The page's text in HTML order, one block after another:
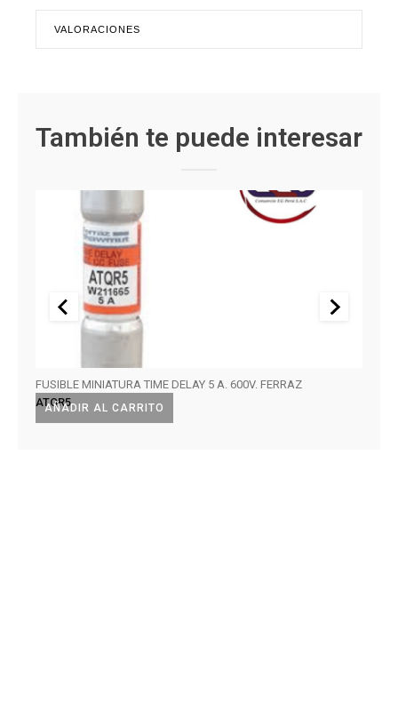
VALORACIONES
También te puede interesar
AÑADIR AL CARRITO
FUSIBLE MINIATURA TIME DELAY 5 A. 600V. FERRAZ
ATQR5